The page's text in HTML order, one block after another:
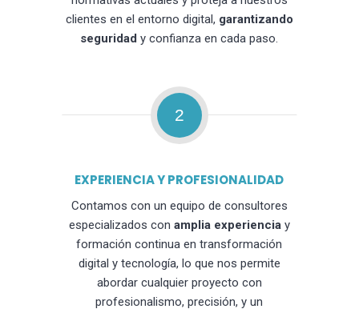
clientes en el entorno digital, garantizando
seguridad y confianza en cada paso.
2
EXPERIENCIA Y PROFESIONALIDAD
Contamos con un equipo de consultores
especializados con amplia experienciay
formación continua en transformación
digital y tecnología, lo que nos permite
abordar cualquier proyecto con
profesionalismo, precisión, y un